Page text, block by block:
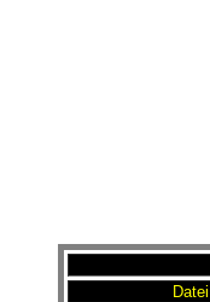
Datei